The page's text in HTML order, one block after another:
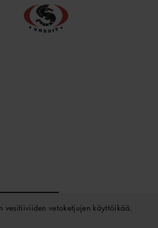
vesitiiviiden vetoketjujen käyttöikää.